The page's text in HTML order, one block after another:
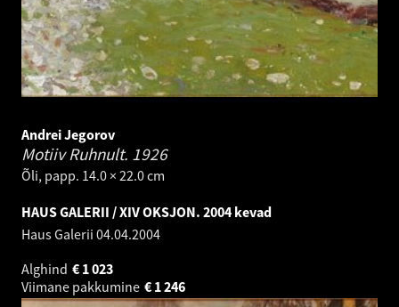
Andrei Jegorov
Motiiv Ruhnult. 1926
Õli, papp. 14.0 × 22.0 cm
HAUS GALERII / XIV OKSJON. 2004 kevad
Haus Galerii 04.04.2004
Alghind
1 023
€
Viimane pakkumine
1 246
€